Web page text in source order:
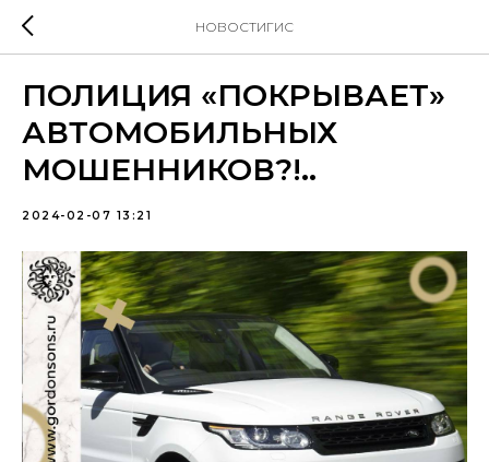
НОВОСТИГИС
ПОЛИЦИЯ «ПОКРЫВАЕТ»
АВТОМОБИЛЬНЫХ
МОШЕННИКОВ?!..
2024-02-07 13:21